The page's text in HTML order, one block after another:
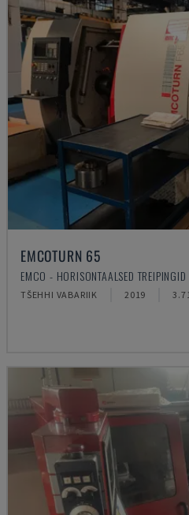
EMCOTURN 65
EMCO - HORISONTAALSED TREIPINGID
TŠEHHI VABARIIK 2019